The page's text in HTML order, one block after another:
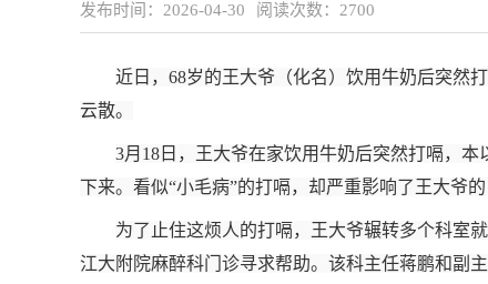
发布时间：2026-04-30 阅读次数： 2700
近日，68岁的王大爷（化名）饮用牛奶后突然
云散。
3月18日，王大爷在家饮用牛奶后突然打嗝，
下来。看似“小毛病”的打嗝，却严重影响了王大爷
为了止住这烦人的打嗝，王大爷辗转多个科室
江大附院麻醉科门诊寻求帮助。该科主任蒋鹏和副